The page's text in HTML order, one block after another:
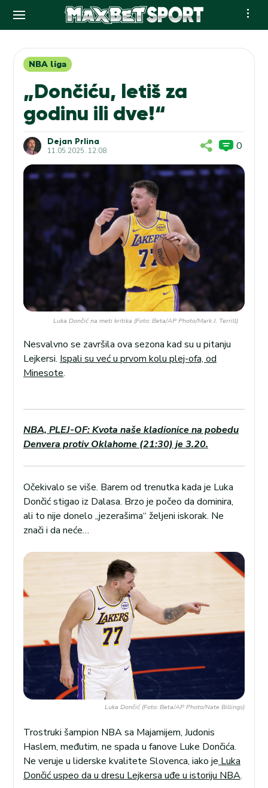
contentNBA liga
„Dončiću, letiš za
godinu ili dve!“
Dejan Prlina
11.05.2025. 12:08 0
Luka Dončić na meti kritika (Foto: Beta/AP Photo/Mark J. Terrill)
Nesvalvno se završila ova sezona kad su u pitanju
Lejkersi. Ispali su već u prvom kolu plej-ofa, od
Minesote.
NBA, PLEJ-OF: Kvota naše kladionice na pobedu
Denvera protiv Oklahome (21:30) je 3.20.
Očekivalo se više. Barem od trenutka kada je Luka
Dončić stigao iz Dalasa. Brzo je počeo da dominira,
ali to nije donelo „jezerašima“ željeni iskorak. Ne
znači i da neće…
Luka Dončić (Foto: Beta/AP Photo/Nate Billings)
Trostruki šampion NBA sa Majamijem, Judonis
Haslem, međutim, ne spada u fanove Luke Dončića.
Ne veruje u liderske kvalitete Slovenca, iako jeLuka
Dončić uspeo da u dresu Lejkersa uđe u istoriju NBA.